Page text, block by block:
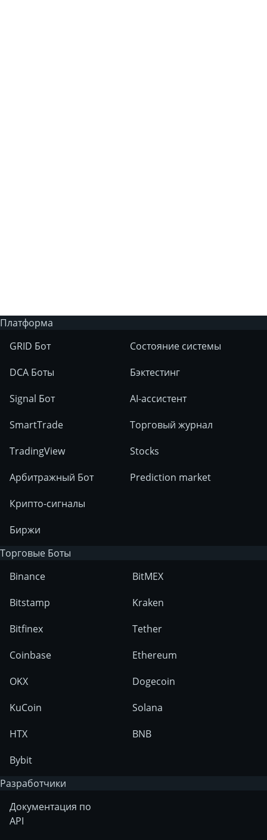
Платформа
GRID Бот
DCA Боты
Signal Бот
SmartTrade
TradingView
Арбитражный Бот
Крипто-сигналы
Биржи
Состояние системы
Бэктестинг
AI-ассистент
Торговый журнал
Stocks
Prediction market
Торговые Боты
Binance
Bitstamp
Bitfinex
Coinbase
OKX
KuCoin
HTX
Bybit
BitMEX
Kraken
Tether
Ethereum
Dogecoin
Solana
BNB
Разработчики
Документация по
API